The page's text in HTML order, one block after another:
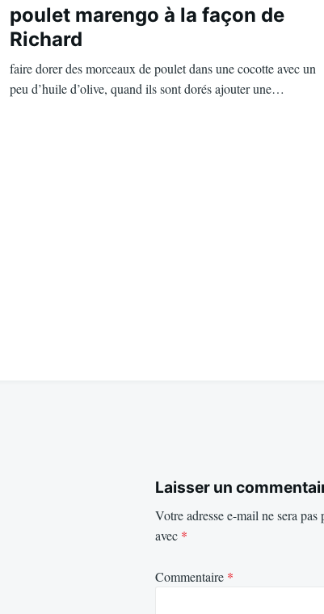
de
l’article
poulet marengo à la façon de
Richard
faire dorer des morceaux de poulet dans une cocotte avec un
peu d’huile d’olive, quand ils sont dorés ajouter une…
Laisser un
Votre adresse e-mail ne sera pas
avec *
Commentaire *